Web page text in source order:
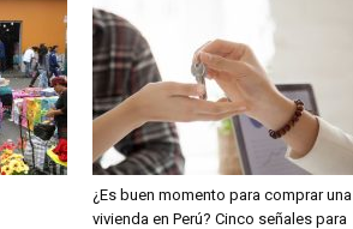
¿Es buen momento para comprar una
vivienda en Perú? Cinco señales para